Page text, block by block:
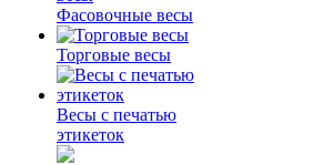
Фасовочные весы
Торговые весы
Весы с печатью
этикеток